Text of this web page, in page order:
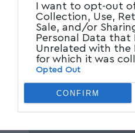
I want to opt-out of
Collection, Use,
Sale, and/or
Personal Data that
Unrelated with the
for which it was
Opted Out
CONFIRM